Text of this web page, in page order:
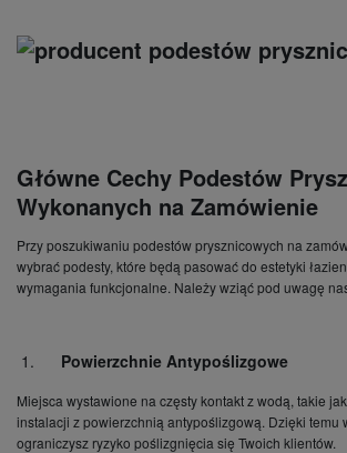
Główne Cechy Podestów
Wykonanych na Zamówienie
Przy poszukiwaniu podestów prysznicowych na
wybrać podesty, które będą pasować do estetyki
wymagania funkcjonalne. Należy wziąć pod uwagę
Powierzchnie Antypoślizgowe
Miejsca wystawione na częsty kontakt z wodą, takie
instalacji z powierzchnią antypoślizgową. Dzięki temu
ograniczysz ryzyko poślizgnięcia się Twoich klientów.